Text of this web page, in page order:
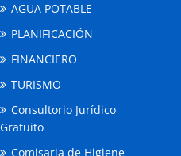
AGUA POTABLE
PLANIFICACIÓN
FINANCIERO
TURISMO
Consultorio Jurídico
Gratuito
Comisaria de Higiene